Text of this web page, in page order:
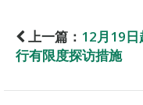
上一篇： 12月19
行有限度探访措施